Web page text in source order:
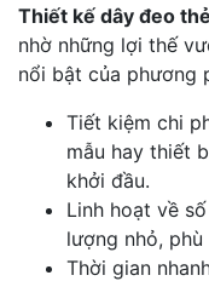
Thiết kế dây đeo
nhờ những lợi thế
nổi bật của phương
Tiết kiệm chi
mẫu hay thiết
khởi đầu.
Linh hoạt về
lượng nhỏ,
Thời gian